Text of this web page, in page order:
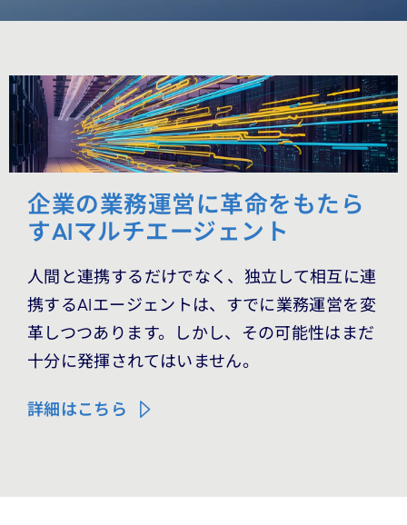
企業の業務運営に革命をもたら
すAIマルチエージェント
人間と連携するだけでなく、独立して相互に連
携するAIエージェントは、すでに業務運営を変
革しつつあります。しかし、その可能性はまだ
十分に発揮されてはいません。
詳細はこちら